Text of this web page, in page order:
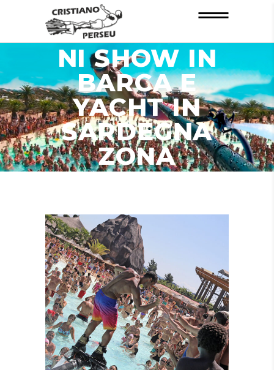
INFORMAZIO
NI SHOW IN
BARCA E
YACHT IN
SARDEGNA
ZONA
VILLASIMIUS
FLYBOARD
TANDEM